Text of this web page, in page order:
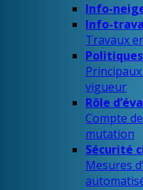
Info-
Info-
Travaux
vigueur
Rôle
Compte
mutation
Sécurité
Mesures